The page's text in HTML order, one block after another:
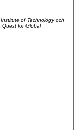
of Technology och
Quest for Global